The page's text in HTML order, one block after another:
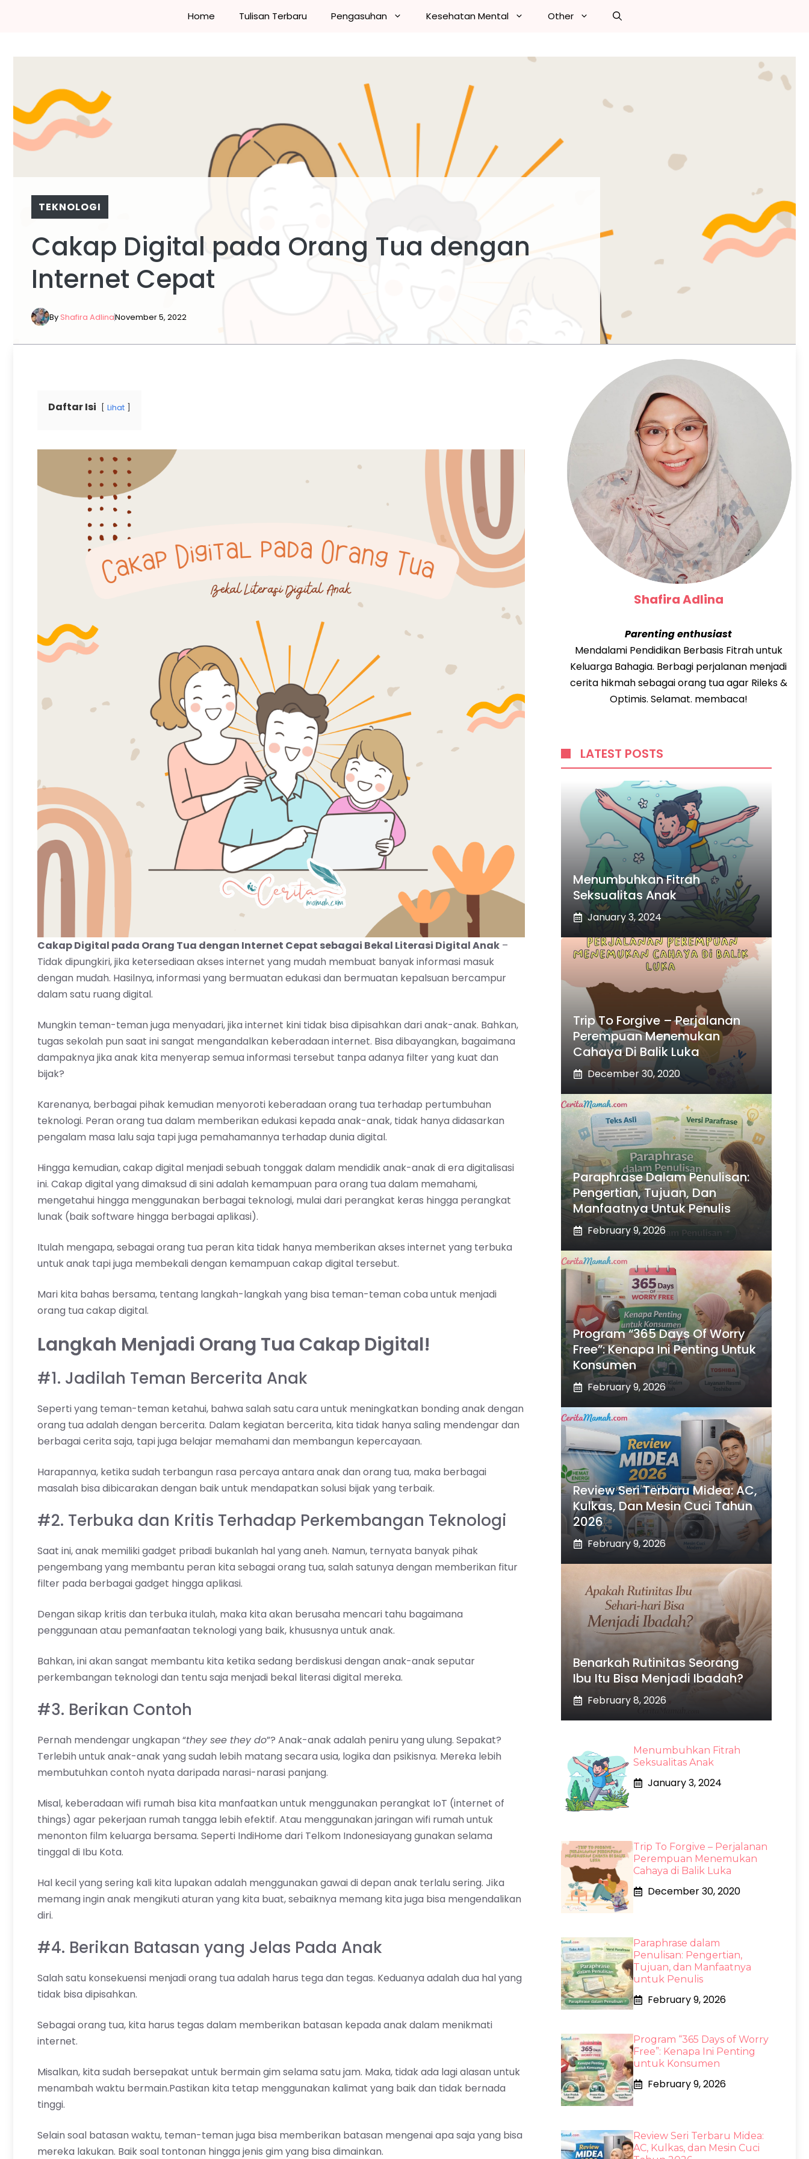
Home Tulisan Terbaru Pengasuhan Kesehatan Mental Other
TEKNOLOGI
Cakap Digital pada Orang Tua dengan
Internet Cepat
By Shafira AdlinaNovember 5, 2022
Daftar Isi Lihat
Cakap Digital pada Orang Tua dengan Internet Cepat sebagai Bekal Literasi Digital Anak –
Tidak dipungkiri, jika ketersediaan akses internet yang mudah membuat banyak informasi masuk
dengan mudah. Hasilnya, informasi yang bermuatan edukasi dan bermuatan kepalsuan bercampur
dalam satu ruang digital.
Mungkin teman-teman juga menyadari, jika internet kini tidak bisa dipisahkan dari anak-anak. Bahkan,
tugas sekolah pun saat ini sangat mengandalkan keberadaan internet. Bisa dibayangkan, bagaimana
dampaknya jika anak kita menyerap semua informasi tersebut tanpa adanya filter yang kuat dan
bijak?
Karenanya, berbagai pihak kemudian menyoroti keberadaan orang tua terhadap pertumbuhan
teknologi. Peran orang tua dalam memberikan edukasi kepada anak-anak, tidak hanya didasarkan
pengalam masa lalu saja tapi juga pemahamannya terhadap dunia digital.
Hingga kemudian, cakap digital menjadi sebuah tonggak dalam mendidik anak-anak di era digitalisasi
ini. Cakap digital yang dimaksud di sini adalah kemampuan para orang tua dalam memahami,
mengetahui hingga menggunakan berbagai teknologi, mulai dari perangkat keras hingga perangkat
lunak (baik software hingga berbagai aplikasi).
Itulah mengapa, sebagai orang tua peran kita tidak hanya memberikan akses internet yang terbuka
untuk anak tapi juga membekali dengan kemampuan cakap digital tersebut.
Mari kita bahas bersama, tentang langkah-langkah yang bisa teman-teman coba untuk menjadi
orang tua cakap digital.
Langkah Menjadi Orang Tua Cakap Digital!
#1. Jadilah Teman Bercerita Anak
Seperti yang teman-teman ketahui, bahwa salah satu cara untuk meningkatkan bonding anak dengan
orang tua adalah dengan bercerita. Dalam kegiatan bercerita, kita tidak hanya saling mendengar dan
berbagai cerita saja, tapi juga belajar memahami dan membangun kepercayaan.
Harapannya, ketika sudah terbangun rasa percaya antara anak dan orang tua, maka berbagai
masalah bisa dibicarakan dengan baik untuk mendapatkan solusi bijak yang terbaik.
#2. Terbuka dan Kritis Terhadap Perkembangan Teknologi
Saat ini, anak memiliki gadget pribadi bukanlah hal yang aneh. Namun, ternyata banyak pihak
pengembang yang membantu peran kita sebagai orang tua, salah satunya dengan memberikan fitur
filter pada berbagai gadget hingga aplikasi.
Dengan sikap kritis dan terbuka itulah, maka kita akan berusaha mencari tahu bagaimana
penggunaan atau pemanfaatan teknologi yang baik, khususnya untuk anak.
Bahkan, ini akan sangat membantu kita ketika sedang berdiskusi dengan anak-anak seputar
perkembangan teknologi dan tentu saja menjadi bekal literasi digital mereka.
#3. Berikan Contoh
Pernah mendengar ungkapan “they see they do”? Anak-anak adalah peniru yang ulung. Sepakat?
Terlebih untuk anak-anak yang sudah lebih matang secara usia, logika dan psikisnya. Mereka lebih
membutuhkan contoh nyata daripada narasi-narasi panjang.
Misal, keberadaan wifi rumah bisa kita manfaatkan untuk menggunakan perangkat IoT (internet of
things) agar pekerjaan rumah tangga lebih efektif. Atau menggunakan jaringan wifi rumah untuk
menonton film keluarga bersama. Seperti IndiHome dari Telkom Indonesiayang gunakan selama
tinggal di Ibu Kota.
Hal kecil yang sering kali kita lupakan adalah menggunakan gawai di depan anak terlalu sering. Jika
memang ingin anak mengikuti aturan yang kita buat, sebaiknya memang kita juga bisa mengendalikan
diri.
#4. Berikan Batasan yang Jelas Pada Anak
Salah satu konsekuensi menjadi orang tua adalah harus tega dan tegas. Keduanya adalah dua hal yang
tidak bisa dipisahkan.
Sebagai orang tua, kita harus tegas dalam memberikan batasan kepada anak dalam menikmati
internet.
Misalkan, kita sudah bersepakat untuk bermain gim selama satu jam. Maka, tidak ada lagi alasan untuk
menambah waktu bermain.Pastikan kita tetap menggunakan kalimat yang baik dan tidak bernada
tinggi.
Selain soal batasan waktu, teman-teman juga bisa memberikan batasan mengenai apa saja yang bisa
mereka lakukan. Baik soal tontonan hingga jenis gim yang bisa dimainkan.
Shafira Adlina
Parenting enthusiast
Mendalami Pendidikan Berbasis Fitrah untuk
Keluarga Bahagia. Berbagi perjalanan menjadi
cerita hikmah sebagai orang tua agar Rileks &
Optimis. Selamat. membaca!
LATEST POSTS
Menumbuhkan Fitrah
Seksualitas Anak
January 3, 2024
Trip To Forgive – Perjalanan
Perempuan Menemukan
Cahaya Di Balik Luka
December 30, 2020
Paraphrase Dalam Penulisan:
Pengertian, Tujuan, Dan
Manfaatnya Untuk Penulis
February 9, 2026
Program “365 Days Of Worry
Free”: Kenapa Ini Penting Untuk
Konsumen
February 9, 2026
Review Seri Terbaru Midea: AC,
Kulkas, Dan Mesin Cuci Tahun
2026
February 9, 2026
Benarkah Rutinitas Seorang
Ibu Itu Bisa Menjadi Ibadah?
February 8, 2026
Menumbuhkan Fitrah
Seksualitas Anak
January 3, 2024
Trip To Forgive – Perjalanan
Perempuan Menemukan
Cahaya di Balik Luka
December 30, 2020
Paraphrase dalam
Penulisan: Pengertian,
Tujuan, dan Manfaatnya
untuk Penulis
February 9, 2026
Program “365 Days of Worry
Free”: Kenapa Ini Penting
untuk Konsumen
February 9, 2026
Review Seri Terbaru Midea:
AC, Kulkas, dan Mesin Cuci